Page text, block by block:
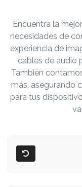
Encuentra la
necesidades de
experiencia de
cables de audio
También
más, asegurando
para tus